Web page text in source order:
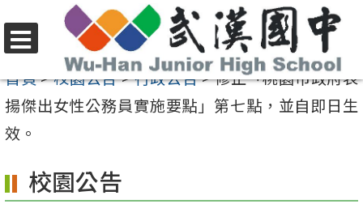
至
要
內
區
選
單
首頁>校園公告>行政公告>修正「桃園市政府表
揚傑出女性公務員實施要點」第七點，並自即日生
效。
校園公告